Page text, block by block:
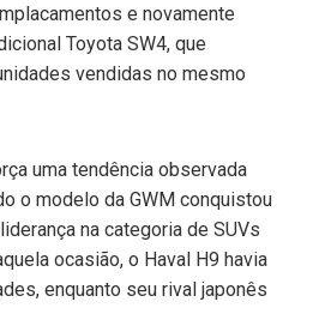
e novamente
Toyota SW4, que
vendidas no mesmo
uma tendência observada
o modelo da GWM conquistou
na categoria de SUVs
ocasião, o Haval H9 havia
enquanto seu rival japonês